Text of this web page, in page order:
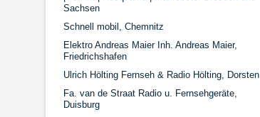
Sachsen
Schnell mobil, Chemnitz
Elektro Andreas Maier Inh. Andreas Maier,
Friedrichshafen
Ulrich Hölting Fernseh & Radio Hölting, Dorsten
Fa. van de Straat Radio u. Fernsehgeräte,
Duisburg